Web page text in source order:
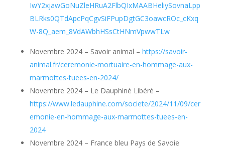
IwY2xjawGoNuZleHRuA2FlbQIxMAABHeliySovnaLpp
BLRks0QTdApcPqCgvSiFPupDgtGC3oawcROc_cKxq
W-8Q_aem_8VdAWbhHSsCtHNmVpwwTLw
Novembre 2024 – Savoir animal – https://savoir-
animal.fr/ceremonie-mortuaire-en-hommage-aux-
marmottes-tuees-en-2024/
Novembre 2024 – Le Dauphiné Libéré –
https://www.ledauphine.com/societe/2024/11/09/cer
emonie-en-hommage-aux-marmottes-tuees-en-
2024
Novembre 2024 – France bleu Pays de Savoie